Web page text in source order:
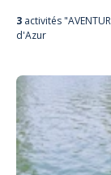
3 activités
d'Azur